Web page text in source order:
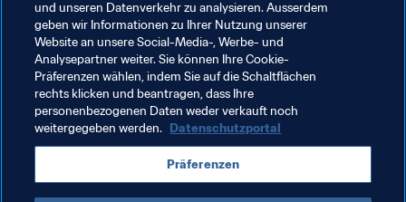
menschlichen Schwächen ein gottgefälliges Leben zu
führen. Und hoffentlich als jemanden, der das Leben
seiner Kinder, seiner Familie und seiner Mitmenschen
positiv berührt hat.
Verwandte Themen
Organisation Mali
und unseren Datenverkehr zu analysieren. Ausserdem
geben wir Informationen zu Ihrer Nutzung unserer
Website an unsere Social-Media-, Werbe- und
Analysepartner weiter. Sie können Ihre Cookie-
Präferenzen wählen, indem Sie auf die Schaltflächen
rechts klicken und beantragen, dass Ihre
personenbezogenen Daten weder verkauft noch
weitergegeben werden. Datenschutzportal
Präferenzen